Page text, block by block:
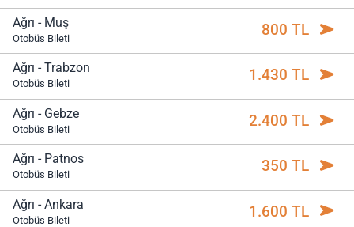
Ağrı - Muş
Otobüs Bileti 800 TL
Ağrı - Trabzon
Otobüs Bileti 1.430 TL
Ağrı - Gebze
Otobüs Bileti 2.400 TL
Ağrı - Patnos
Otobüs Bileti 350 TL
Ağrı - Ankara
Otobüs Bileti 1.600 TL